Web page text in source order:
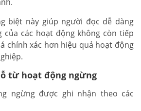
biệt này giúp người đọc dễ dàng
các hoạt động không còn tiếp
chính xác hơn hiệu quả hoạt động
từ hoạt động ngừng
ngừng được ghi nhận theo các